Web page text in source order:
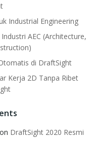
Industrial Engineering
AEC (Architecture,
di DraftSight
Kerja 2D Tanpa Ribet
on DraftSight 2020 Resmi